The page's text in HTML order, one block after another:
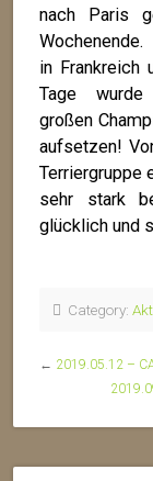
nach Paris
in
Tage wurde
großen
aufsetzen!
Terriergruppe
sehr stark
glücklich und
Category:
← 2019.05.12 –